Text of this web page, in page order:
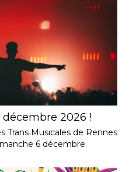
2026 !
Trans Musicales de Rennes
6 décembre.